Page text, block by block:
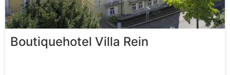
Boutiquehotel Villa Rein